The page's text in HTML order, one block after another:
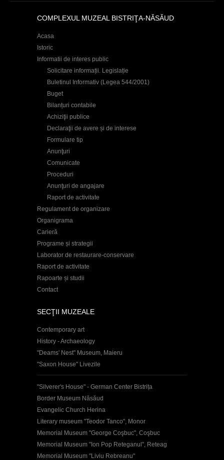
COMPLEXUL MUZEAL BISTRIŢA-NĂSĂUD
Acasa
Istoric
Informatii de interes public
Solicitare informații. Legislație
Buletinul Informativ (Legea 544/2001)
Buget
Bilanțuri contabile
Achiziţii publice
Declaraţii de avere și de interese
Formulare tip
Anunţuri
Comunicate
Proceduri
Anunţuri de angajare
Raport de activitate
Regulament de organizare
Organigrama
Carieră
Programe și strategii
Laborator de restaurare-conservare
Raport de activitate
Rapoarte și studii
Contact
SECŢII MUZEALE
Contemporary art
History - Archaeology
"Deams' Nest" Museum, Maieru
"Saxon House" Livezile
"Silverer's House" - German Center Bistrița
Border Museum Năsăud
Evangelic Church Herina
Literary museum "Teodor Tanco", Monor
Memorial Museum "George Coşbuc", Coşbuc
Memorial Museum "Ion Pop Reteganul", Reteag
Memorial Museum "Liviu Rebreanu"